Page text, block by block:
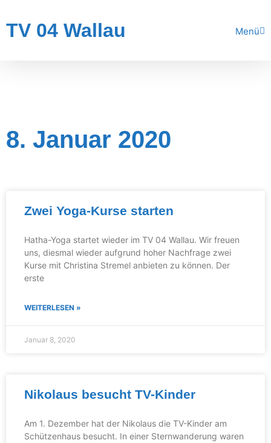
TV 04 Wallau Menü
8. Januar 2020
Zwei Yoga-Kurse starten
Hatha-Yoga startet wieder im TV 04 Wallau. Wir freuen
uns, diesmal wieder aufgrund hoher Nachfrage zwei
Kurse mit Christina Stremel anbieten zu können. Der
erste
WEITERLESEN »
Januar 8, 2020
Nikolaus besucht TV-Kinder
Am 1. Dezember hat der Nikolaus die TV-Kinder am
Schützenhaus besucht. In einer Sternwanderung waren